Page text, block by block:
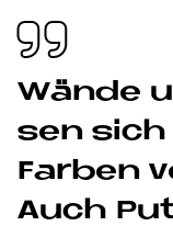
Wän­de
sen
Far­ben
Auch